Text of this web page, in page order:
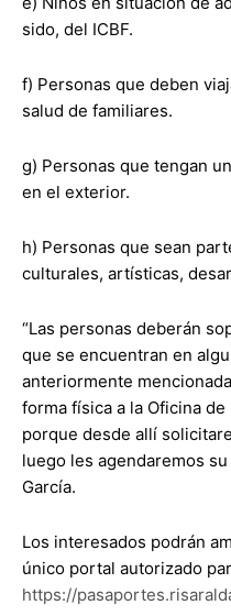
sido, del ICBF.
f) Personas que deben
salud de familiares.
g) Personas que tengan
en el exterior.
h) Personas que sean
culturales, artísticas,
“Las personas deberán
que se encuentran en
anteriormente
forma física a la Oficina
porque desde allí
luego les agendaremos
García.
Los interesados podrán
único portal autorizado
https://